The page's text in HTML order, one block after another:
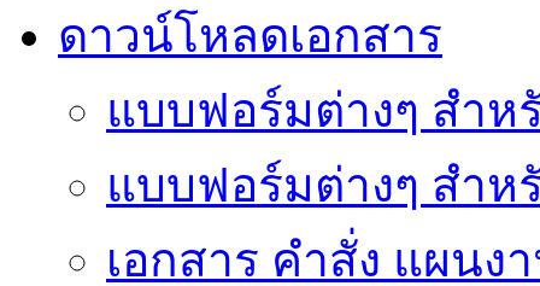
ดาวน์โหลดเอกสาร
แบบฟอร์มต่างๆ สำห
แบบฟอร์มต่างๆ สำห
เอกสาร คำสั่ง แผนง